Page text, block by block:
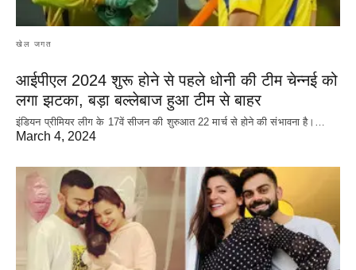
खेल जगत
आईपीएल 2024 शुरू होने से पहले धोनी की टीम चेन्नई को
लगा झटका, बड़ा बल्लेबाज हुआ टीम से बाहर
इंडियन प्रीमियर लीग के 17वें सीजन की शुरुआत 22 मार्च से होने की संभावना है।…
March 4, 2024